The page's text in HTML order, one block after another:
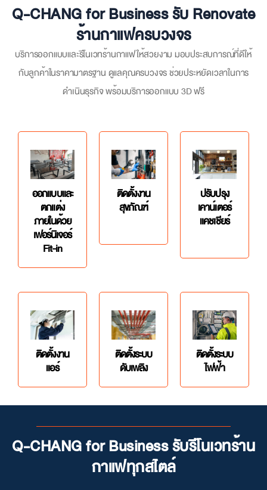
Q-CHANG for Business รับ Renovate
ร้านกาแฟครบวงจร
บริการออกแบบและรีโนเวทร้านกาแฟให้สวยงาม มอบประสบการณ์ที่ดีให้
กับลูกค้าในราคามาตรฐาน ดูแลคุณครบวงจร ช่วยประหยัดเวลาในการ
ดำเนินธุรกิจ พร้อมบริการออกแบบ 3D ฟรี
ออกแบบและ
ตกแต่ง
ภายในด้วย
เฟอร์นิเจอร์
Fit-in
ติดตั้งงาน
สุขภัณฑ์
ปรับปรุง
เคาน์เตอร์
แคชเชียร์
ติดตั้งงาน
แอร์
ติดตั้งระบบ
ดับเพลิง
ติดตั้งระบบ
ไฟฟ้า
Q-CHANG for Business รับรีโนเวทร้าน
กาแฟทุกสไตล์